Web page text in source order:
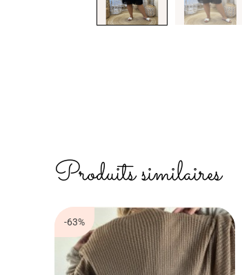
Produits similaires
-63%